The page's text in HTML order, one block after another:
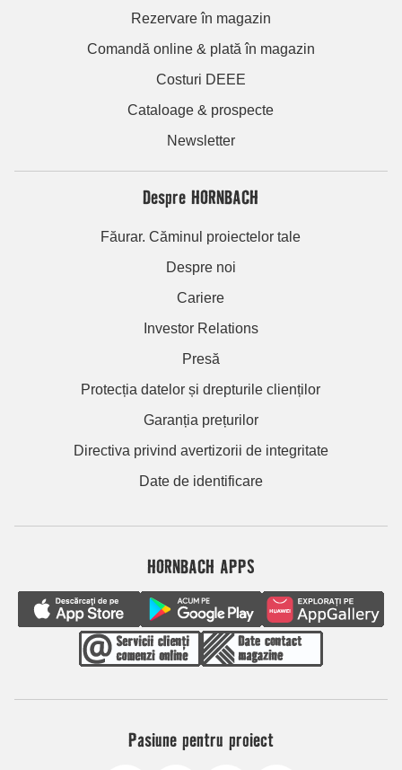
Rezervare în magazin
Comandă online & plată în magazin
Costuri DEEE
Cataloage & prospecte
Newsletter
Despre HORNBACH
Făurar. Căminul proiectelor tale
Despre noi
Cariere
Investor Relations
Presă
Protecția datelor și drepturile clienților
Garanția prețurilor
Directiva privind avertizorii de integritate
Date de identificare
HORNBACH APPS
Pasiune pentru proiect